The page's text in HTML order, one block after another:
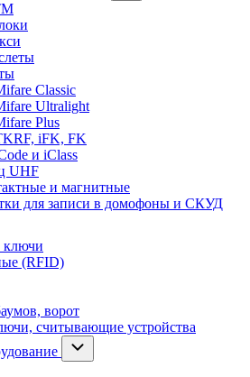
Classic
Ultralight
Plus
iFK, FK
и iClass
UHF
и магнитные
для записи в домофоны и СКУД
ключи
(RFID)
ворот
считывающие устройства